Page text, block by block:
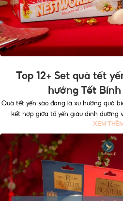
Top 12+ Set quà tết
hướng Tết
Quà tết yến sào đang là xu hướng quà
kết hợp giữa tổ yến giàu dinh dưỡng
XEM THÊM